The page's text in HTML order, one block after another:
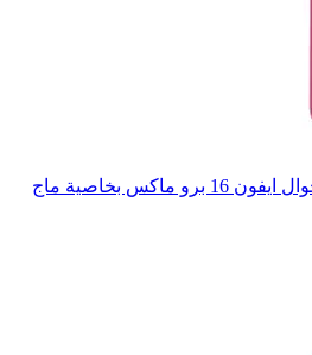
ابل غطاء حماية سيليكون لجوال ايفون 16 برو ماكس بخاصية ماج